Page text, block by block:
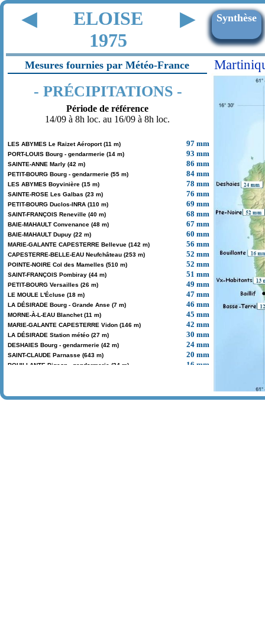
◀
ELOISE
1975
▶ Synthèse
Mesures fournies par Météo-France
- PRÉCIPITATIONS -
Période de référence
14/09 à 8h loc. au 16/09 à 8h loc.
LES ABYMES Le Raizet Aéroport (11 m) 97 mm
PORT-LOUIS Bourg - gendarmerie (14 m) 93 mm
SAINTE-ANNE Marly (42 m) 86 mm
PETIT-BOURG Bourg - gendarmerie (55 m) 84 mm
LES ABYMES Boyvinière (15 m) 78 mm
SAINTE-ROSE Les Galbas (23 m) 76 mm
PETIT-BOURG Duclos-INRA (110 m) 69 mm
SAINT-FRANÇOIS Reneville (40 m) 68 mm
BAIE-MAHAULT Convenance (48 m) 67 mm
BAIE-MAHAULT Dupuy (22 m) 60 mm
MARIE-GALANTE CAPESTERRE Bellevue (142 m) 56 mm
CAPESTERRE-BELLE-EAU Neufchâteau (253 m) 52 mm
POINTE-NOIRE Col des Mamelles (510 m) 52 mm
SAINT-FRANÇOIS Pombiray (44 m) 51 mm
PETIT-BOURG Versailles (26 m) 49 mm
LE MOULE L'Écluse (18 m) 47 mm
LA DÉSIRADE Bourg - Grande Anse (7 m) 46 mm
MORNE-À-L-EAU Blanchet (11 m) 45 mm
MARIE-GALANTE CAPESTERRE Vidon (146 m) 42 mm
LA DÉSIRADE Station météo (27 m) 30 mm
DESHAIES Bourg - gendarmerie (42 m) 24 mm
SAINT-CLAUDE Parnasse (643 m) 20 mm
BOUILLANTE Pigeon - gendarmerie (34 m) 16 mm
LES SAINTES TERRE-DE-HAUT Anse Cassin (6 m) 0 mm